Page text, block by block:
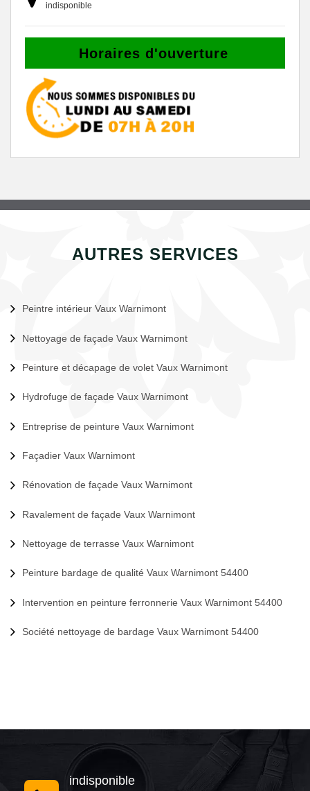
indisponible
Horaires d'ouverture
AUTRES SERVICES
Peintre intérieur Vaux Warnimont
Nettoyage de façade Vaux Warnimont
Peinture et décapage de volet Vaux Warnimont
Hydrofuge de façade Vaux Warnimont
Entreprise de peinture Vaux Warnimont
Façadier Vaux Warnimont
Rénovation de façade Vaux Warnimont
Ravalement de façade Vaux Warnimont
Nettoyage de terrasse Vaux Warnimont
Peinture bardage de qualité Vaux Warnimont 54400
Intervention en peinture ferronnerie Vaux Warnimont 54400
Société nettoyage de bardage Vaux Warnimont 54400
indisponible